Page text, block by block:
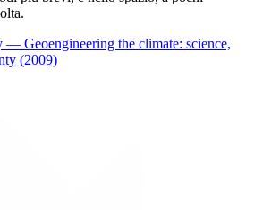
— Geoengineering the climate: science,
(2009)